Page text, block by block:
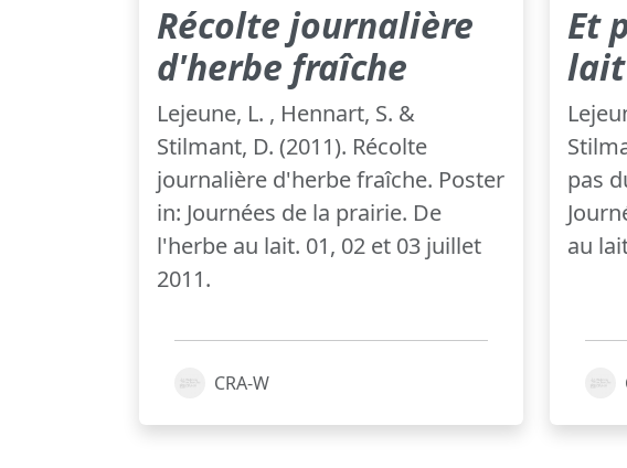
Récolte journalière
d'herbe fraîche
Lejeune, L. , Hennart, S. &
Stilmant, D. (2011). Récolte
journalière d'herbe fraîche. Poster
in: Journées de la prairie. De
l'herbe au lait. 01, 02 et 03 juillet
2011.
CRA-W
Et
pas
au